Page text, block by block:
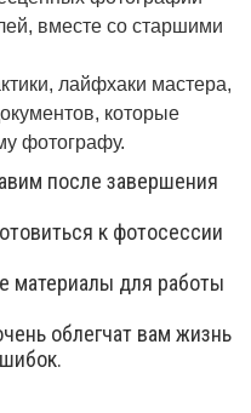
вместе со старшими
лайфхаки мастера,
которые
фотографу.
после завершения
к фотосессии
материалы для работы
облегчат вам жизнь